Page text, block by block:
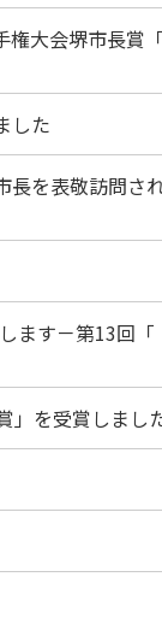
大会堺市長賞
した
長を表敬訪問さ
ます－第13回「
」を受賞しまし